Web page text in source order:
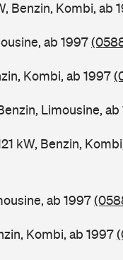
Benzin, Kombi, ab
ab 1997
Kombi, ab 1997
Limousine, ab
kW, Benzin,
ab 1997
Kombi, ab 1997